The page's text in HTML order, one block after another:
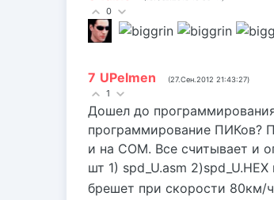
0
7 UPelmen (27.Сен.2012 21:43:27)
1
Дошел до
программирование ПИКов?
и на COM. Все считывает и
шт 1) spd_U.asm
брешет при скорости 80км/